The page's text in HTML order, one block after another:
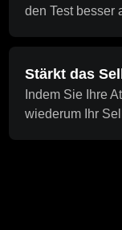
den Test besser
Stärkt das
Indem Sie Ihre
wiederum Ihr